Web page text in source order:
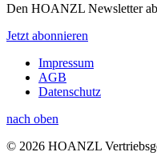
Den HOANZL Newsletter
Jetzt abonnieren
Impressum
AGB
Datenschutz
nach oben
© 2026 HOANZL